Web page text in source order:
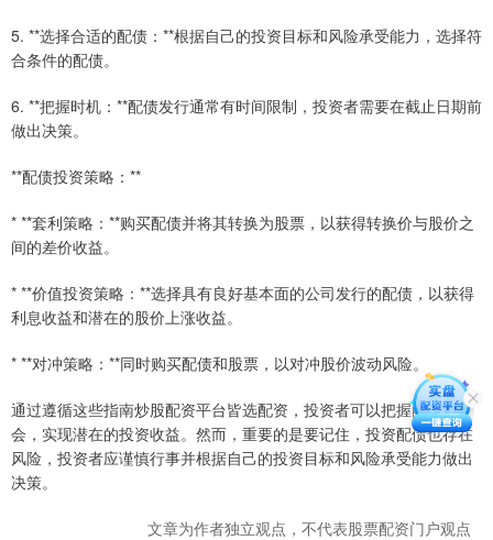
5. **选择合适的配债：**根据自己的投资目标和风险承受能力，选择符
合条件的配债。
6. **把握时机：**配债发行通常有时间限制，投资者需要在截止日期前
做出决策。
**配债投资策略：**
* **套利策略：**购买配债并将其转换为股票，以获得转换价与股价之
间的差价收益。
* **价值投资策略：**选择具有良好基本面的公司发行的配债，以获得
利息收益和潜在的股价上涨收益。
* **对冲策略：**同时购买配债和股票，以对冲股价波动风险。
通过遵循这些指南炒股配资平台皆选配资，投资者可以把握配债机
会，实现潜在的投资收益。然而，重要的是要记住，投资配债也存在
风险，投资者应谨慎行事并根据自己的投资目标和风险承受能力做出
决策。
文章为作者独立观点，不代表股票配资门户观点